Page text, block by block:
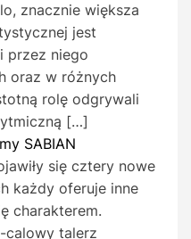
znacznie większa
jest
przez niego
oraz w różnych
rolę odgrywali
[…]
SABIAN
się cztery nowe
każdy oferuje inne
charakterem.
calowy talerz